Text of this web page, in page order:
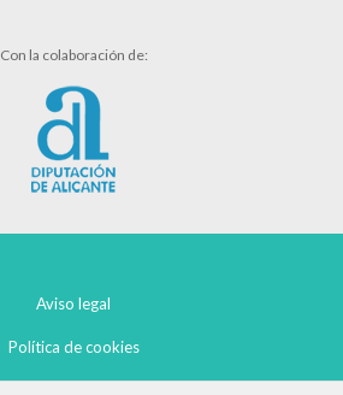
Con la colaboración de:
Aviso legal
Política de cookies